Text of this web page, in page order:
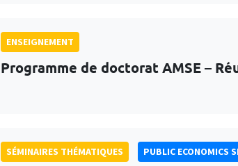
ENSEIGNEMENT
Programme de doctorat AMSE –
SÉMINAIRES THÉMATIQUES PUBLIC ECONOMICS